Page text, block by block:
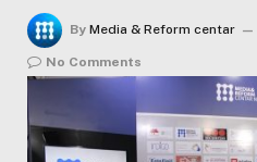
By Media & Reform centar
No Comments